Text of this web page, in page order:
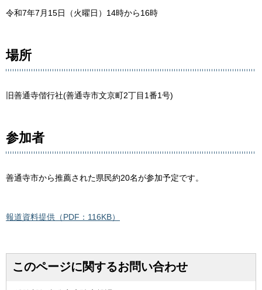
令和7年7月15日（火曜日）14時から16時
場所
旧善通寺偕行社(善通寺市文京町2丁目1番1号)
参加者
善通寺市から推薦された県民約20名が参加予定です。
報道資料提供（PDF：116KB）
このページに関するお問い合わせ